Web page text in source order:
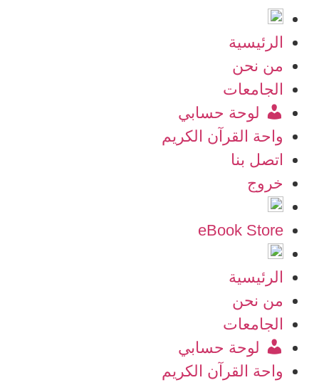
الرئيسية
من نحن
الجامعات
لوحة حسابي
واحة القرآن الكريم
اتصل بنا
خروج
eBook Store
الرئيسية
من نحن
الجامعات
لوحة حسابي
واحة القرآن الكريم